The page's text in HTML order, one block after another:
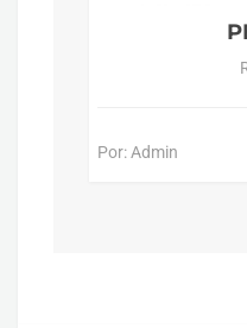
Por: Admin